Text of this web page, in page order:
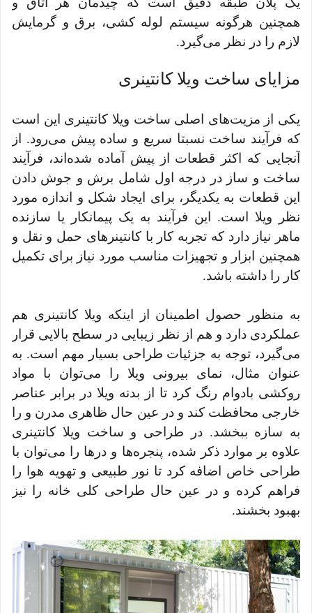
همچنین هرگونه سیستم لوله کشی، برق و گرمایش
لازم را در نظر می‌گیرد.
مزایای ساخت ویلا کانتینری
یکی از مزیت‌های اصلی ساخت ویلا کانتینری این است
که فرآیند ساخت نسبتا سریع و ساده پیش می‌رود. از
آنجایی که اکثر قطعات از پیش آماده شده‌اند، فرآیند
ساخت و ساز در درجه اول شامل برش و جوش دادن
این قطعات به یکدیگر، برای ایجاد شکل و اندازه مورد
نظر ویلا است. این فرآیند به یک پیمانکار یا سازنده
ماهر نیاز دارد که تجربه کار با کانتینرهای حمل و نقل و
همچنین ابزار و تجهیزات مناسب مورد نیاز برای تکمیل
کار را داشته باشد.
به منظور حصول اطمینان از اینکه ویلا کانتینری هم
عملکردی دارد و هم از نظر زیبایی در سطح بالایی قرار
می‌گیرد، توجه به جزئیات طراحی بسیار مهم است. به
عنوان مثال، نمای بیرونی ویلا را می‌توان با مواد
روکشی بادوام رنگ کرد تا از بدنه ویلا در برابر عناصر
خارجی محافظت کند و در عین حال ظاهری مدرن و را
به سازه ببخشد. در طراحی و ساخت ویلا کانتینری
علاوه بر موارد ذکر شده، پنجره‌ها و درها را می‌توان با
طراحی خاص اضافه کرد تا نور طبیعی و تهویه هوا را
فراهم کرده و در عین حال طراحی کلی خانه را نیز
بهبود بخشند.